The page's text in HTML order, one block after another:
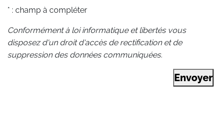
* : champ à compléter
Conformément à loi informatique et libertés vous
disposez d'un droit d'accès de rectification et de
suppression des données communiquées.
Envoyer